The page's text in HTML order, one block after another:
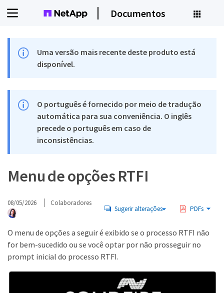
Documentos
Uma versão mais recente deste produto está
disponível.
O português é fornecido por meio de tradução
automática para sua conveniência. O inglês
precede o português em caso de
inconsistências.
Menu de opções RTFI
08/05/2026 Colaboradores
Sugerir alterações PDFs
O menu de opções a seguir é exibido se o processo RTFI não
for bem-sucedido ou se você optar por não prosseguir no
prompt inicial do processo RTFI.